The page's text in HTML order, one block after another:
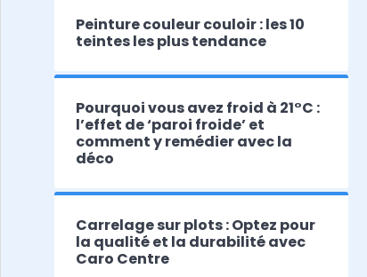
Peinture couleur couloir : les 10
teintes les plus tendance
Pourquoi vous avez froid à 21°C :
l’effet de ‘paroi froide’ et
comment y remédier avec la
déco
Carrelage sur plots : Optez pour
la qualité et la durabilité avec
Caro Centre